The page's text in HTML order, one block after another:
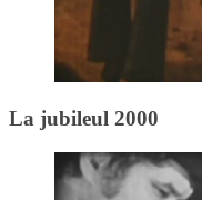
La jubileul 2000